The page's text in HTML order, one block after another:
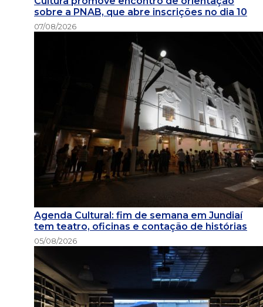
sobre a PNAB, que abre inscrições no dia 10
07/08/2026
Agenda Cultural: fim de semana em Jundiaí
tem teatro, oficinas e contação de histórias
05/08/2026